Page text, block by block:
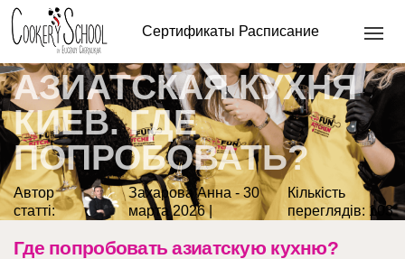
Сертификаты Расписание
КУХНЯ КИЕВ. ГДЕ ПОПРОБОВАТЬ?
АЗИАТСКАЯ КУХНЯ
КИЕВ. ГДЕ
ПОПРОБОВАТЬ?
Автор
статті:
Захарова Анна - 30
марта 2026 |
Кількість
переглядів: 103
Где попробовать азиатскую кухню?